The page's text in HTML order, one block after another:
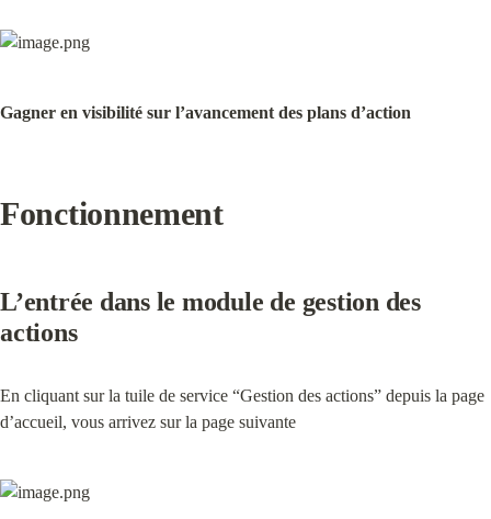
Gagner en visibilité sur l’avancement des plans d’action
Fonctionnement
L’entrée dans le module de gestion des
actions
En cliquant sur la tuile de service “Gestion des actions” depuis la page
d’accueil, vous arrivez sur la page suivante